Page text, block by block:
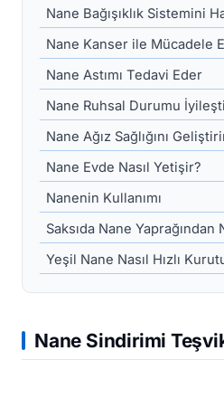
Nane Bağışıklık Sistemini
Nane Kanser ile Mücadele
Nane Astımı Tedavi Eder
Nane Ruhsal Durumu
Nane Ağız Sağlığını
Nane Evde Nasıl Yetişir?
Nanenin Kullanımı
Saksıda Nane
Yeşil Nane Nasıl Hızlı
Nane Sindirimi